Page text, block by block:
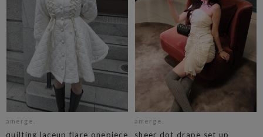
amerge.
quilting laceup flare onepiece
amerge.
sheer dot drape set up